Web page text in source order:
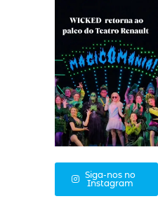
Siga-nos no
Instagram